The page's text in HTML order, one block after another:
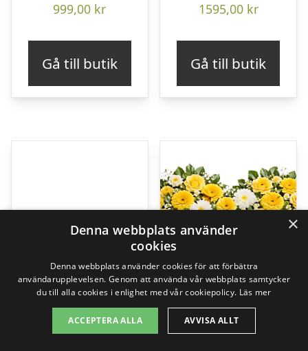
999,00 kr
Gå till butik
1595,00 kr
Gå till butik
×
Denna webbplats använder
cookies
Denna webbplats använder cookies för att förbättra
användarupplevelsen. Genom att använda vår webbplats samtycker
du till alla cookies i enlighet med vår cookiepolicy. Läs mer
ACCEPTERA ALLA AVVISA ALLT